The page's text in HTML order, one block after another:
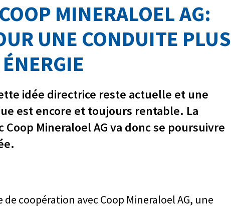
MINERALOEL AG:
UNE CONDUITE PLUS
idée directrice reste actuelle et une
est encore et toujours rentable. La
Coop Mineraloel AG va donc se poursuivre
coopération avec Coop Mineraloel AG, une